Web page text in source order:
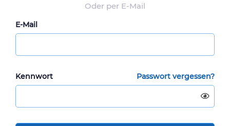
Oder per E-Mail
E-Mail
Kennwort Passwort vergessen?